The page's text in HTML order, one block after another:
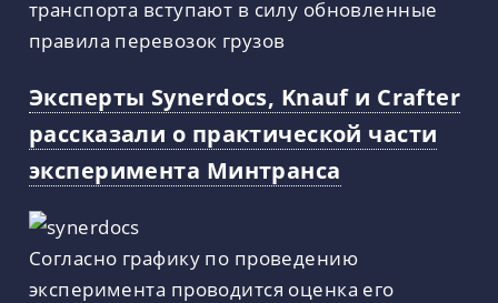
транспорта вступают в силу обновленные
правила перевозок грузов
Эксперты Synerdocs, Knauf и Crafter
рассказали о практической части
эксперимента Минтранса
Согласно графику по проведению
эксперимента проводится оценка его